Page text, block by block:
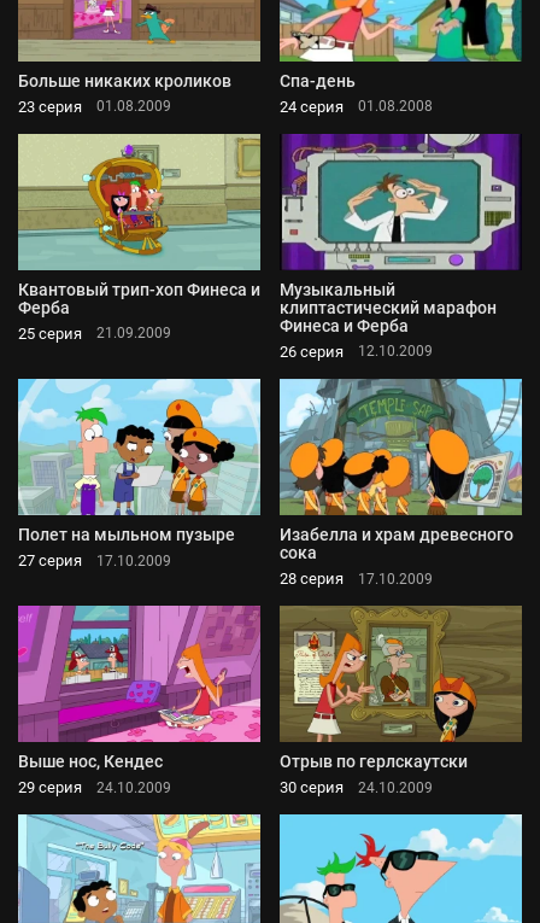
Больше никаких кроликов
23 серия 01.08.2009
Спа-день
24 серия 01.08.2008
Квантовый трип-хоп Финеса и
Ферба
25 серия 21.09.2009
Музыкальный
клиптастический марафон
Финеса и Ферба
26 серия 12.10.2009
Полет на мыльном пузыре
27 серия 17.10.2009
Изабелла и храм древесного
сока
28 серия 17.10.2009
Выше нос, Кендес
29 серия 24.10.2009
Отрыв по герлскаутски
30 серия 24.10.2009